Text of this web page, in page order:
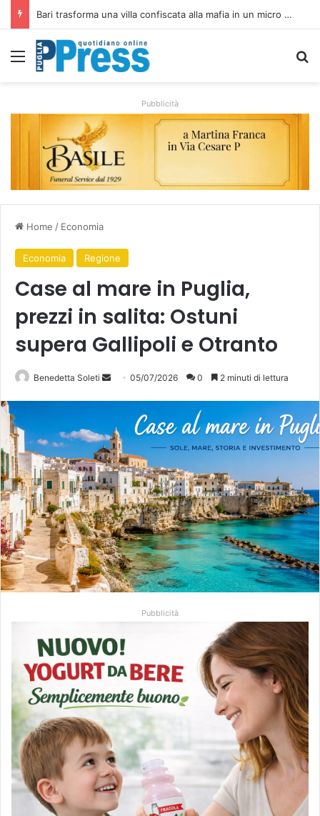
Rubano strumenti e farmaci ai medici dei migranti a Bari: ferme le visite a Nardò
Menu
Pubblicità
Home / Economia
Economia Regione
Case al mare in Puglia,
prezzi in salita: Ostuni
supera Gallipoli e Otranto
Benedetta Soleti
Invia 05/07/2026 0 2 minuti di lettura
Pubblicità